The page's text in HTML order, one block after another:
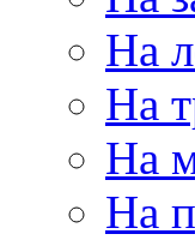
На
На
На
На